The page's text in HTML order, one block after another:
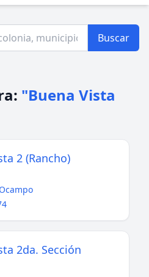
Buscar
"Buena Vista
2 (Rancho)
2da. Sección